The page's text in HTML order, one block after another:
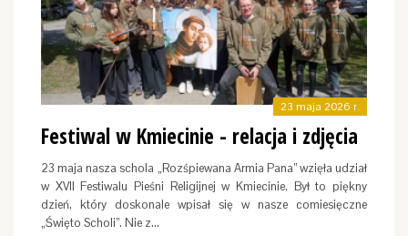
23 maja 2026 r.
Festiwal w Kmiecinie - relacja i zdjęcia
23 maja nasza schola „Rozśpiewana Armia Pana” wzięła udział
w XVII Festiwalu Pieśni Religijnej w Kmiecinie. Był to piękny
dzień, który doskonale wpisał się w nasze comiesięczne
„Święto Scholi”. Nie z…